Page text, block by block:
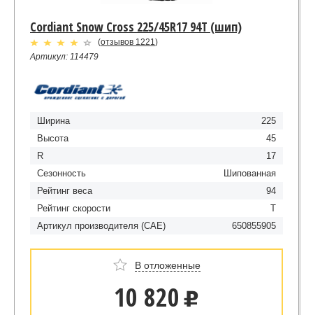
Cordiant Snow Cross 225/45R17 94T (шип)
(отзывов 1221)
Артикул: 114479
Ширина
225
Высота
45
R
17
Сезонность
Шипованная
Рейтинг веса
94
Рейтинг скорости
T
Артикул производителя (CAE)
650855905
В отложенные
10 820 u